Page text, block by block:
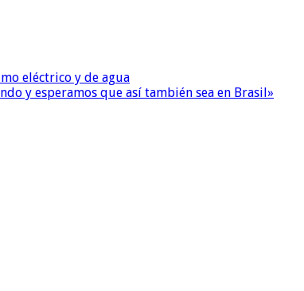
eléctrico y de agua
y esperamos que así también sea en Brasil»